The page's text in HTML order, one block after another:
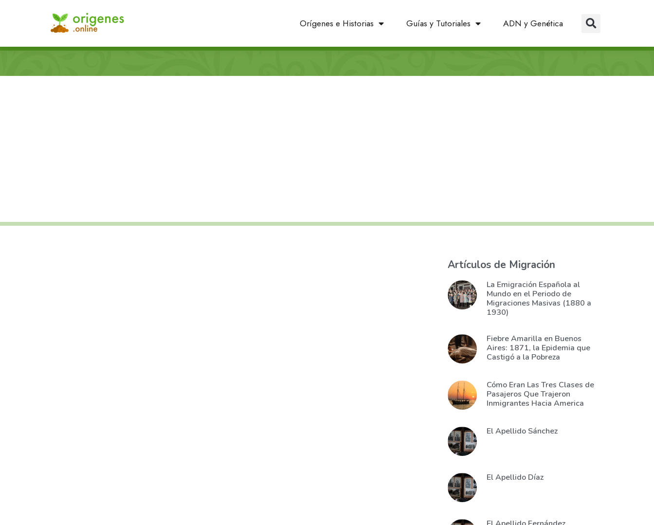
Orígenes e Historias Guías y Tutoriales ADN y Genética
Artículos de Migración
La Emigración Española al
Mundo en el Periodo de
Migraciones Masivas (1880 a
1930)
Fiebre Amarilla en Buenos
Aires: 1871, la Epidemia que
Castigó a la Pobreza
Cómo Eran Las Tres Clases de
Pasajeros Que Trajeron
Inmigrantes Hacia America
El Apellido Sánchez
El Apellido Díaz